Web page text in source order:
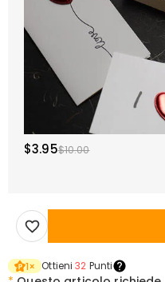
$3.95$10.00
1× Ottieni32 Punti